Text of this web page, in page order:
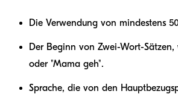
Die Verwendung von mindestens
Der Beginn von Zwei-Wort-Sätzen,
oder "Mama geh".
Sprache, die von den